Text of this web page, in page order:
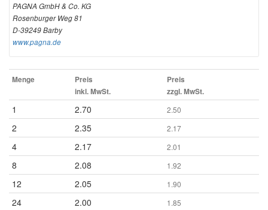
PAGNA GmbH & Co. KG
Rosenburger Weg 81
D-39249 Barby
www.pagna.de
Menge
Preis
inkl. MwSt.
Preis
zzgl. MwSt.
1 2.70 2.50
2 2.35 2.17
4 2.17 2.01
8 2.08 1.92
12 2.05 1.90
24 2.00
1.85